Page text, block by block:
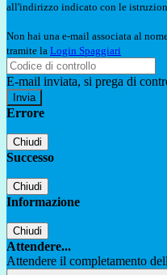
all'indirizzo indicato con le
Non hai una e-mail associata al
tramite la Login Spaggiari
E-mail inviata, si prega di
Errore
Chiudi
Successo
Chiudi
Informazione
Chiudi
Attendere...
Attendere il completamento